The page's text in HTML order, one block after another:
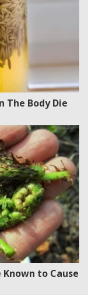
The Body Die
to Cause